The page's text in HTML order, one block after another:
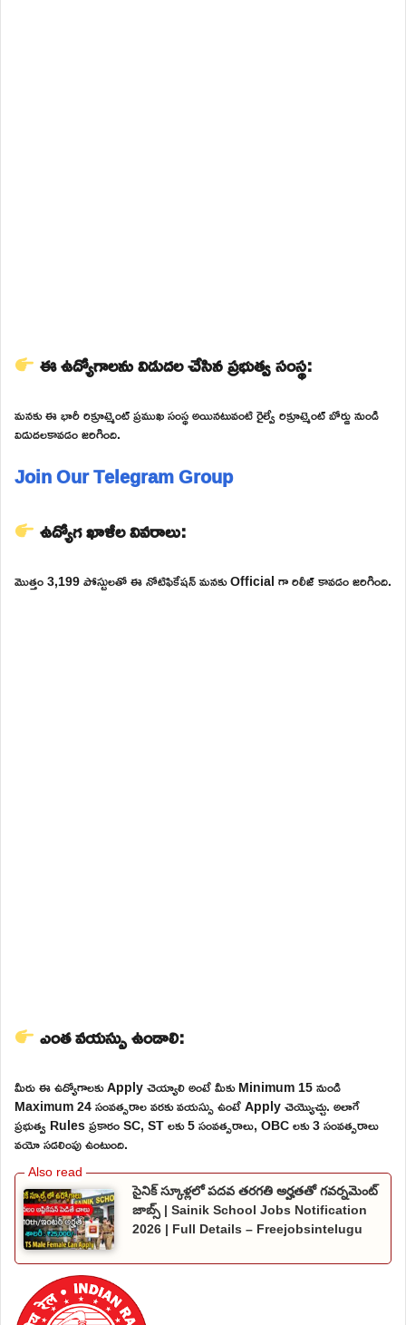
ఈ ఉద్యోగాలను విడుదల చేసిన ప్రభుత్వ సంస్థ:
మనకు ఈ భారీ రిక్రూట్మెంట్ ప్రముఖ సంస్థ అయినటువంటి రైల్వే రిక్రూట్మెంట్ బోర్డు నుండి
విడుదలకావడం జరిగింది.
Join Our Telegram Group
ఉద్యోగ ఖాళీల వివరాలు:
మొత్తం 3,199 పోస్టులతో ఈ నోటిఫికేషన్ మనకు Official గా రిలీజ్ కావడం జరిగింది.
ఎంత వయస్సు ఉండాలి:
మీరు ఈ ఉద్యోగాలకు Apply చెయ్యాలి అంటే మీకు Minimum 15 నుండి
Maximum 24 సంవత్సరాల వరకు వయస్సు ఉంటే Apply చెయ్యొచ్చు. అలాగే
ప్రభుత్వ Rules ప్రకారం SC, ST లకు 5 సంవత్సరాలు, OBC లకు 3 సంవత్సరాలు
వయో సడలింపు ఉంటుంది.
సైనిక్ స్కూళ్లలో పదవ తరగతి అర్హతతో గవర్నమెంట్
జాబ్స్ | Sainik School Jobs Notification
2026 | Full Details – Freejobsintelugu